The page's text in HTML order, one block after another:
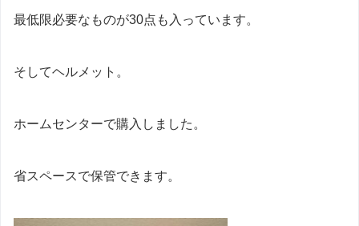
最低限必要なものが30点も入っています。
そしてヘルメット。
ホームセンターで購入しました。
省スペースで保管できます。